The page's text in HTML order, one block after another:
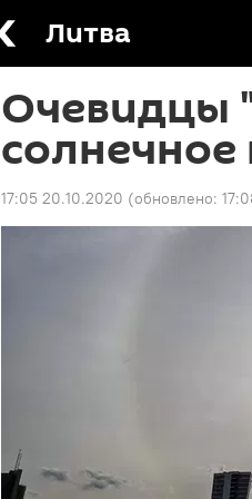
Литва
Очевидцы
солнечное
17:05 20.10.2020 (обновлено: